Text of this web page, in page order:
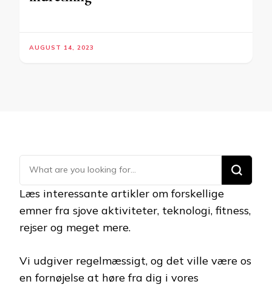
AUGUST 14, 2023
Looking
for
Something?
Læs interessante artikler om forskellige
emner fra sjove aktiviteter, teknologi, fitness,
rejser og meget mere.
Vi udgiver regelmæssigt, og det ville være os
en fornøjelse at høre fra dig i vores